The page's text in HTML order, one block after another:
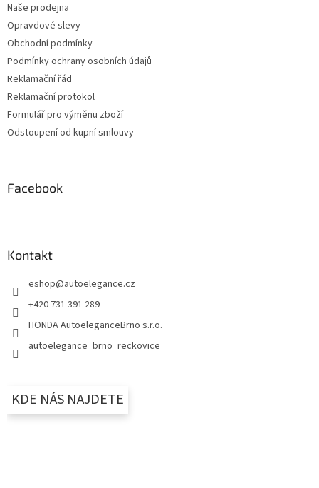
Naše prodejna
Opravdové slevy
Obchodní podmínky
Podmínky ochrany osobních údajů
Reklamační řád
Reklamační protokol
Formulář pro výměnu zboží
Odstoupení od kupní smlouvy
Facebook
Kontakt
eshop@autoelegance.cz
+420 731 391 289
HONDA AutoeleganceBrno s.r.o.
autoelegance_brno_reckovice
KDE NÁS NAJDETE